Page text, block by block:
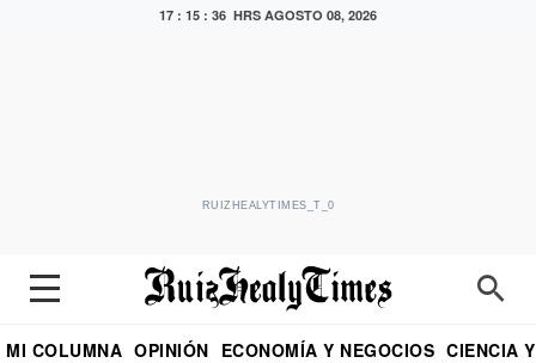
17 : 15 : 38 HRS AGOSTO 08, 2026
RUIZHEALYTIMES_T_0
MI COLUMNA OPINIÓN ECONOMÍA Y NEGOCIOS CIENCIA